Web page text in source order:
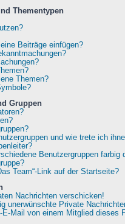
Thementypen
Beiträge einfügen?
Themen?
Gruppen
und wie trete ich
Benutzergruppen farbig
Team“-Link auf der Startseite?
Nachrichten verschicken!
unerwünschte Private
E-Mail von einem Mitglied dieses